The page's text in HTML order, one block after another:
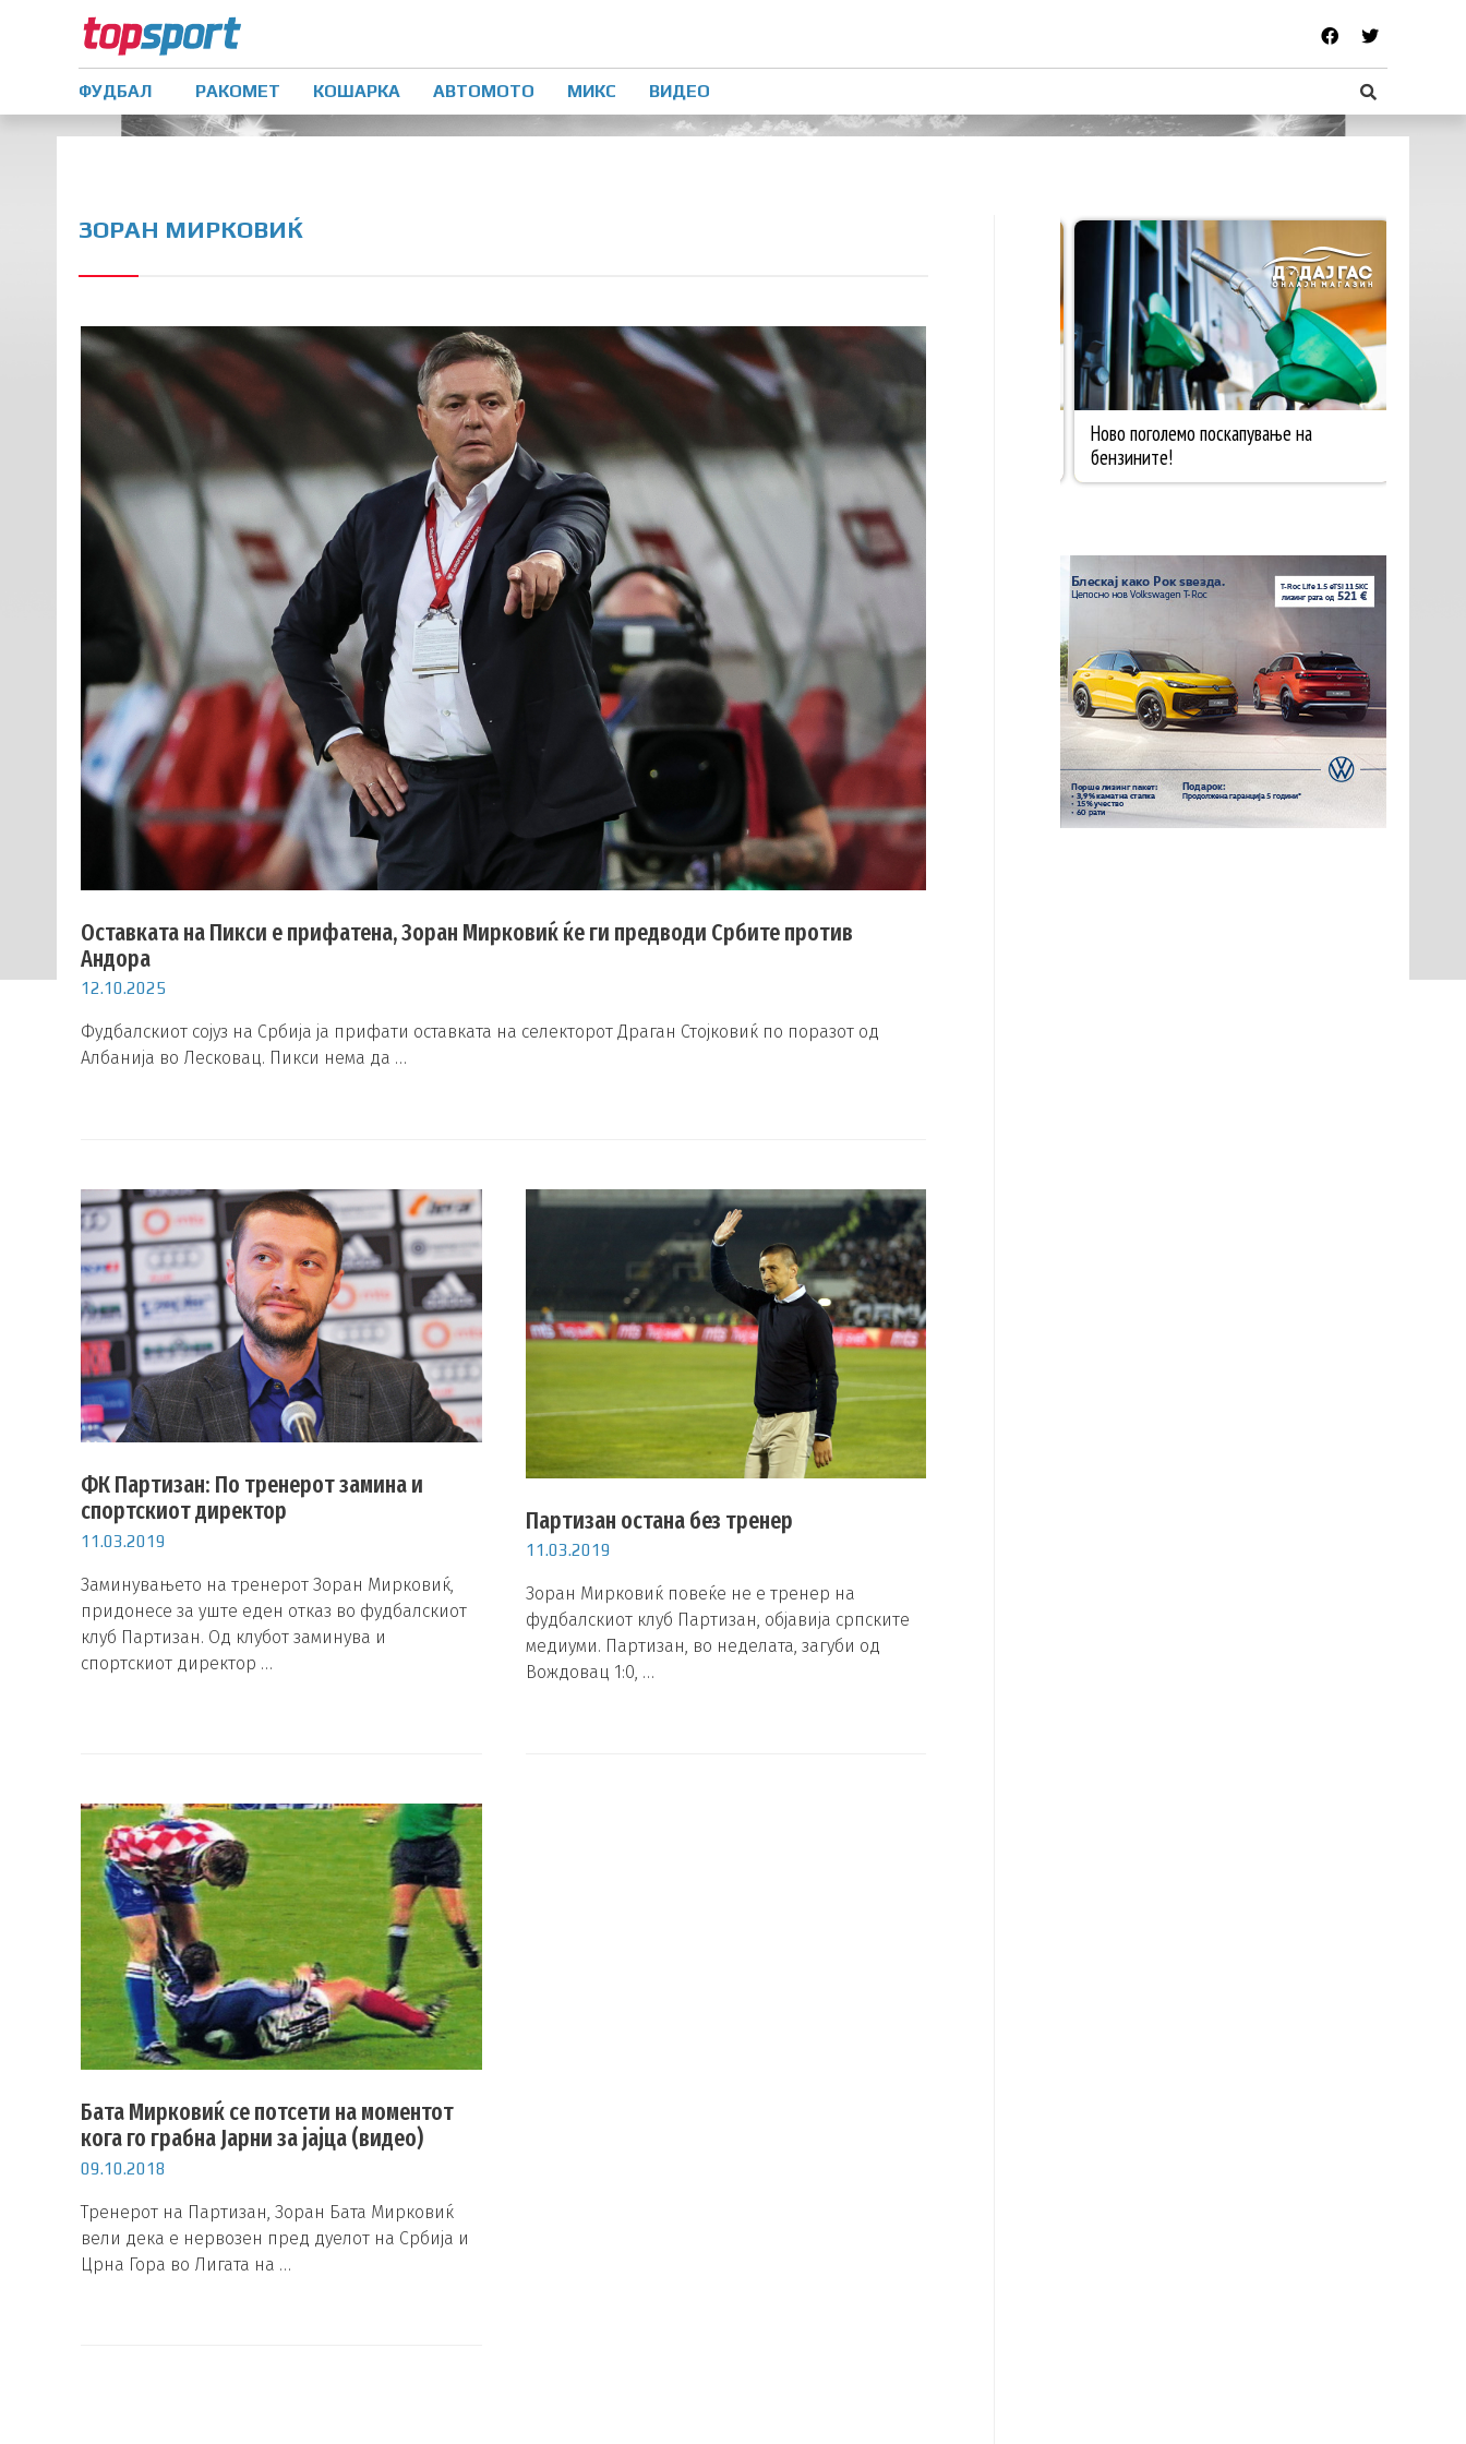
ФУДБАЛ РАКОМЕТ КОШАРКА АВТОМОТО МИКС ВИДЕО
ЗОРАН МИРКОВИЌ
Оставката на Пикси е прифатена, Зоран Мирковиќ ќе ги предводи Србите против
Андора
12.10.2025
Фудбалскиот сојуз на Србија ја прифати оставката на селекторот Драган Стојковиќ по поразот од
Албанија во Лесковац. Пикси нема да …
ФК Партизан: По тренерот замина и
спортскиот директор
11.03.2019
Заминувањето на тренерот Зоран Мирковиќ,
придонесе за уште еден отказ во фудбалскиот
клуб Партизан. Од клубот заминува и
спортскиот директор …
Партизан остана без тренер
11.03.2019
Зоран Мирковиќ повеќе не е тренер на
фудбалскиот клуб Партизан, објавија српските
медиуми. Партизан, во неделата, загуби од
Вождовац 1:0, …
Бата Мирковиќ се потсети на моментот
кога го грабна Јарни за јајца (видео)
09.10.2018
Тренерот на Партизан, Зоран Бата Мирковиќ
вели дека е нервозен пред дуелот на Србија и
Црна Гора во Лигата на …